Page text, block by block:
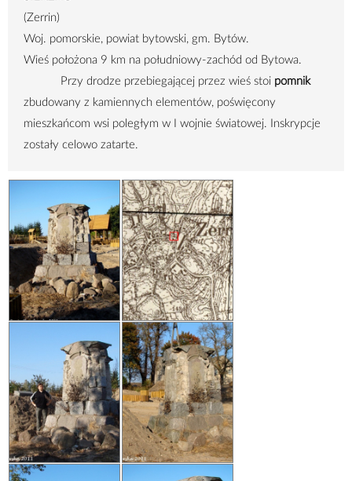
(Zerrin)
Woj. pomorskie, powiat bytowski, gm. Bytów.
Wieś położona 9 km na południowy-zachód od Bytowa.
Przy drodze przebiegającej przez wieś stoi pomnik
zbudowany z kamiennych elementów, poświęcony
mieszkańcom wsi poległym w I wojnie światowej. Inskrypcje
zostały celowo zatarte.